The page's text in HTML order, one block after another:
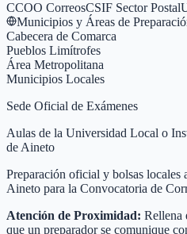
CCOO CorreosCSIF Sector Postal
Municipios y Áreas de
Cabecera de Comarca
Pueblos Limítrofes
Área Metropolitana
Municipios Locales
Sede Oficial de Exámenes
Aulas de la Universidad Local o
de Aineto
Preparación oficial y bolsas locales
Aineto para la Convocatoria de
Atención de Proximidad: Rellena
que un preparador se comunique